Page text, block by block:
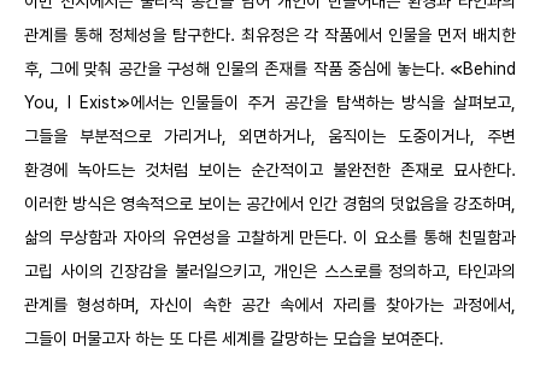
관계를 통해 정체성을 탐구한다. 최유정은 각 작품에서 인물을 먼저 배치한
후, 그에 맞춰 공간을 구성해 인물의 존재를 작품 중심에 놓는다. ≪Behind
You, I Exist≫에서는 인물들이 주거 공간을 탐색하는 방식을 살펴보고,
그들을 부분적으로 가리거나, 외면하거나, 움직이는 도중이거나, 주변
환경에 녹아드는 것처럼 보이는 순간적이고 불완전한 존재로 묘사한다.
이러한 방식은 영속적으로 보이는 공간에서 인간 경험의 덧없음을 강조하며,
삶의 무상함과 자아의 유연성을 고찰하게 만든다. 이 요소를 통해 친밀함과
고립 사이의 긴장감을 불러일으키고, 개인은 스스로를 정의하고, 타인과의
관계를 형성하며, 자신이 속한 공간 속에서 자리를 찾아가는 과정에서,
그들이 머물고자 하는 또 다른 세계를 갈망하는 모습을 보여준다.